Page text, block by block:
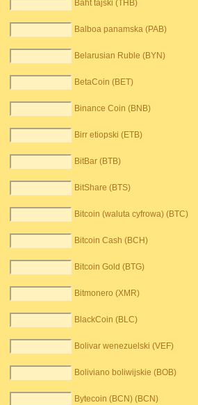
Baht tajski (THB)
Balboa panamska (PAB)
Belarusian Ruble (BYN)
BetaCoin (BET)
Binance Coin (BNB)
Birr etiopski (ETB)
BitBar (BTB)
BitShare (BTS)
Bitcoin (waluta cyfrowa) (BTC)
Bitcoin Cash (BCH)
Bitcoin Gold (BTG)
Bitmonero (XMR)
BlackCoin (BLC)
Bolivar wenezuelski (VEF)
Boliviano boliwijskie (BOB)
Bytecoin (BCN) (BCN)